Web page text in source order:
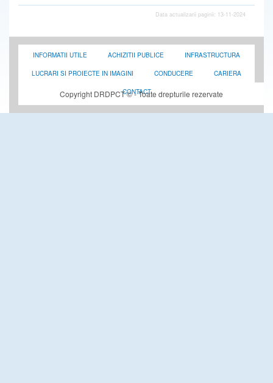
Data actualizarii paginii: 13-11-2024
INFORMATII UTILE ACHIZITII PUBLICE INFRASTRUCTURA
LUCRARI SI PROIECTE IN IMAGINI CONDUCERE CARIERA
CONTACT
Copyright DRDPCT © - Toate drepturile rezervate